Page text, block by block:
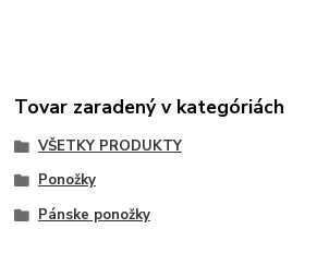
Tovar zaradený v kategóriách
VŠETKY PRODUKTY
Ponožky
Pánske ponožky